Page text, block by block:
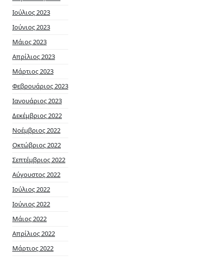
Ιούλιος 2023
Ιούνιος 2023
Μάιος 2023
Απρίλιος 2023
Μάρτιος 2023
Φεβρουάριος 2023
Ιανουάριος 2023
Δεκέμβριος 2022
Νοέμβριος 2022
Οκτώβριος 2022
Σεπτέμβριος 2022
Αύγουστος 2022
Ιούλιος 2022
Ιούνιος 2022
Μάιος 2022
Απρίλιος 2022
Μάρτιος 2022